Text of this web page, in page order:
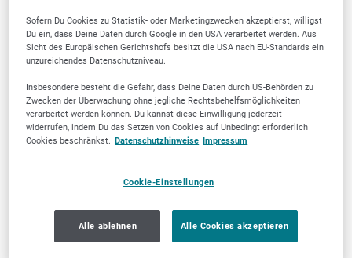
Dienstag
10:00-15:00
Mittwoch
Donnerstag
10:00-15:00
Freitag
geschlossen
Samstag
geschlossen
SELLWERK Trusted
Sofern Du Cookies zu Statistik- oder Marketingzwecken akzeptierst, willigst
Du ein, dass Deine Daten durch Google in den USA verarbeitet werden. Aus
Sicht des Europäischen Gerichtshofs besitzt die USA nach EU-Standards ein
unzureichendes Datenschutzniveau.
Insbesondere besteht die Gefahr, dass Deine Daten durch US-Behörden zu
Zwecken der Überwachung ohne jegliche Rechtsbehelfsmöglichkeiten
verarbeitet werden können. Du kannst diese Einwilligung jederzeit
widerrufen, indem Du das Setzen von Cookies auf Unbedingt erforderlich
Cookies beschränkst. Datenschutzhinweise Impressum
Cookie-Einstellungen
Alle ablehnen Alle Cookies akzeptieren